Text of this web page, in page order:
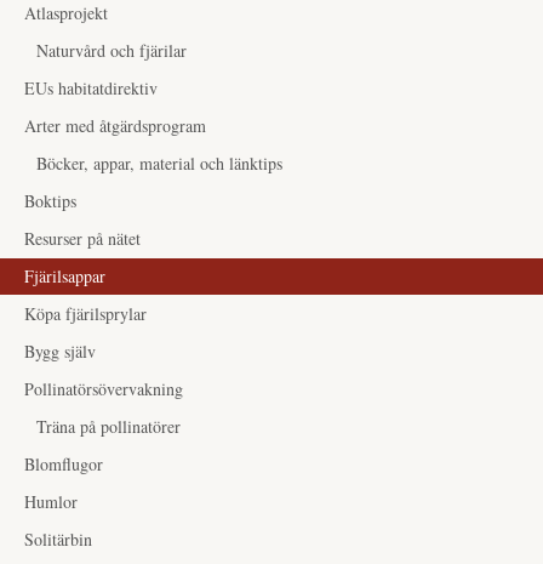
Atlasprojekt
Naturvård och fjärilar
EUs habitatdirektiv
Arter med åtgärdsprogram
Böcker, appar, material och länktips
Boktips
Resurser på nätet
Fjärilsappar
Köpa fjärilsprylar
Bygg själv
Pollinatörsövervakning
Träna på pollinatörer
Blomflugor
Humlor
Solitärbin